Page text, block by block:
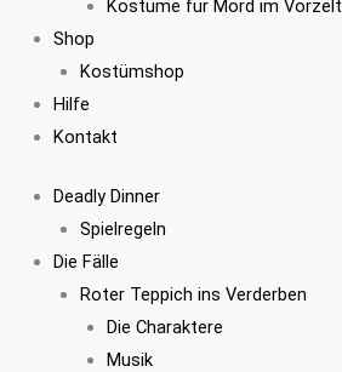
Kostüme für Mord im Vorzelt
Shop
Kostümshop
Hilfe
Kontakt
Deadly Dinner
Spielregeln
Die Fälle
Roter Teppich ins Verderben
Die Charaktere
Musik